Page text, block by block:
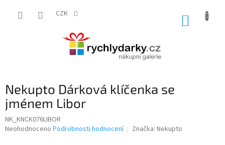
CZK
Nekupto Dárková klíčenka se
jménem Libor
NK_KNCK076LIBOR
Průměrné
Neohodnoceno Podrobnosti hodnocení Značka: Nekupto